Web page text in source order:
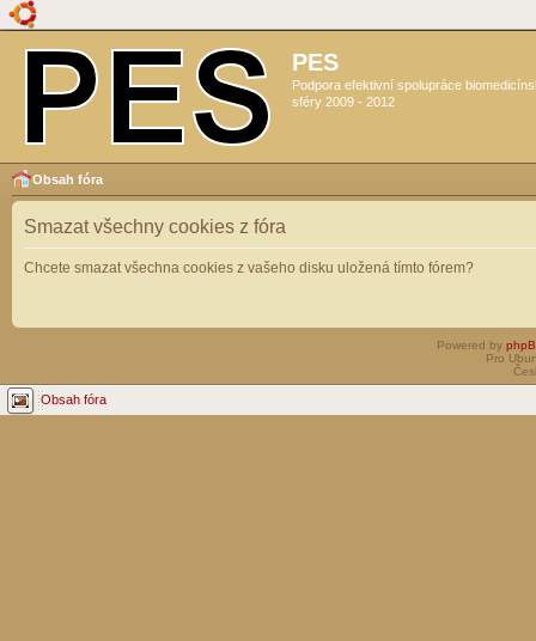
PES
Podpora efektivní spolupráce
sféry 2009 - 2012
Obsah fóra
Smazat všechny cookies z fóra
Chcete smazat všechna cookies z vašeho disku uložená tímto fórem?
Powered by
Pro
Obsah fóra